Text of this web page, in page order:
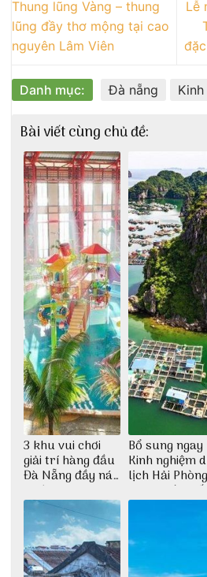
Thung lũng Vàng – thung
lũng đầy thơ mộng tại cao
nguyên Lâm Viên
Lễ
Danh mục: Đà nẵng
Bài viết cùng chủ đề:
3 khu vui chơi
giải trí hàng đầu
Đà Nẵng đầy náo
nhiệt
Bổ sung ngay
Kinh nghiệm
lịch Hải Phòng
2022 mới nhất